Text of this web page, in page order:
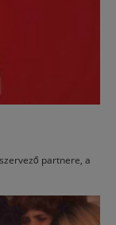
partnere, a